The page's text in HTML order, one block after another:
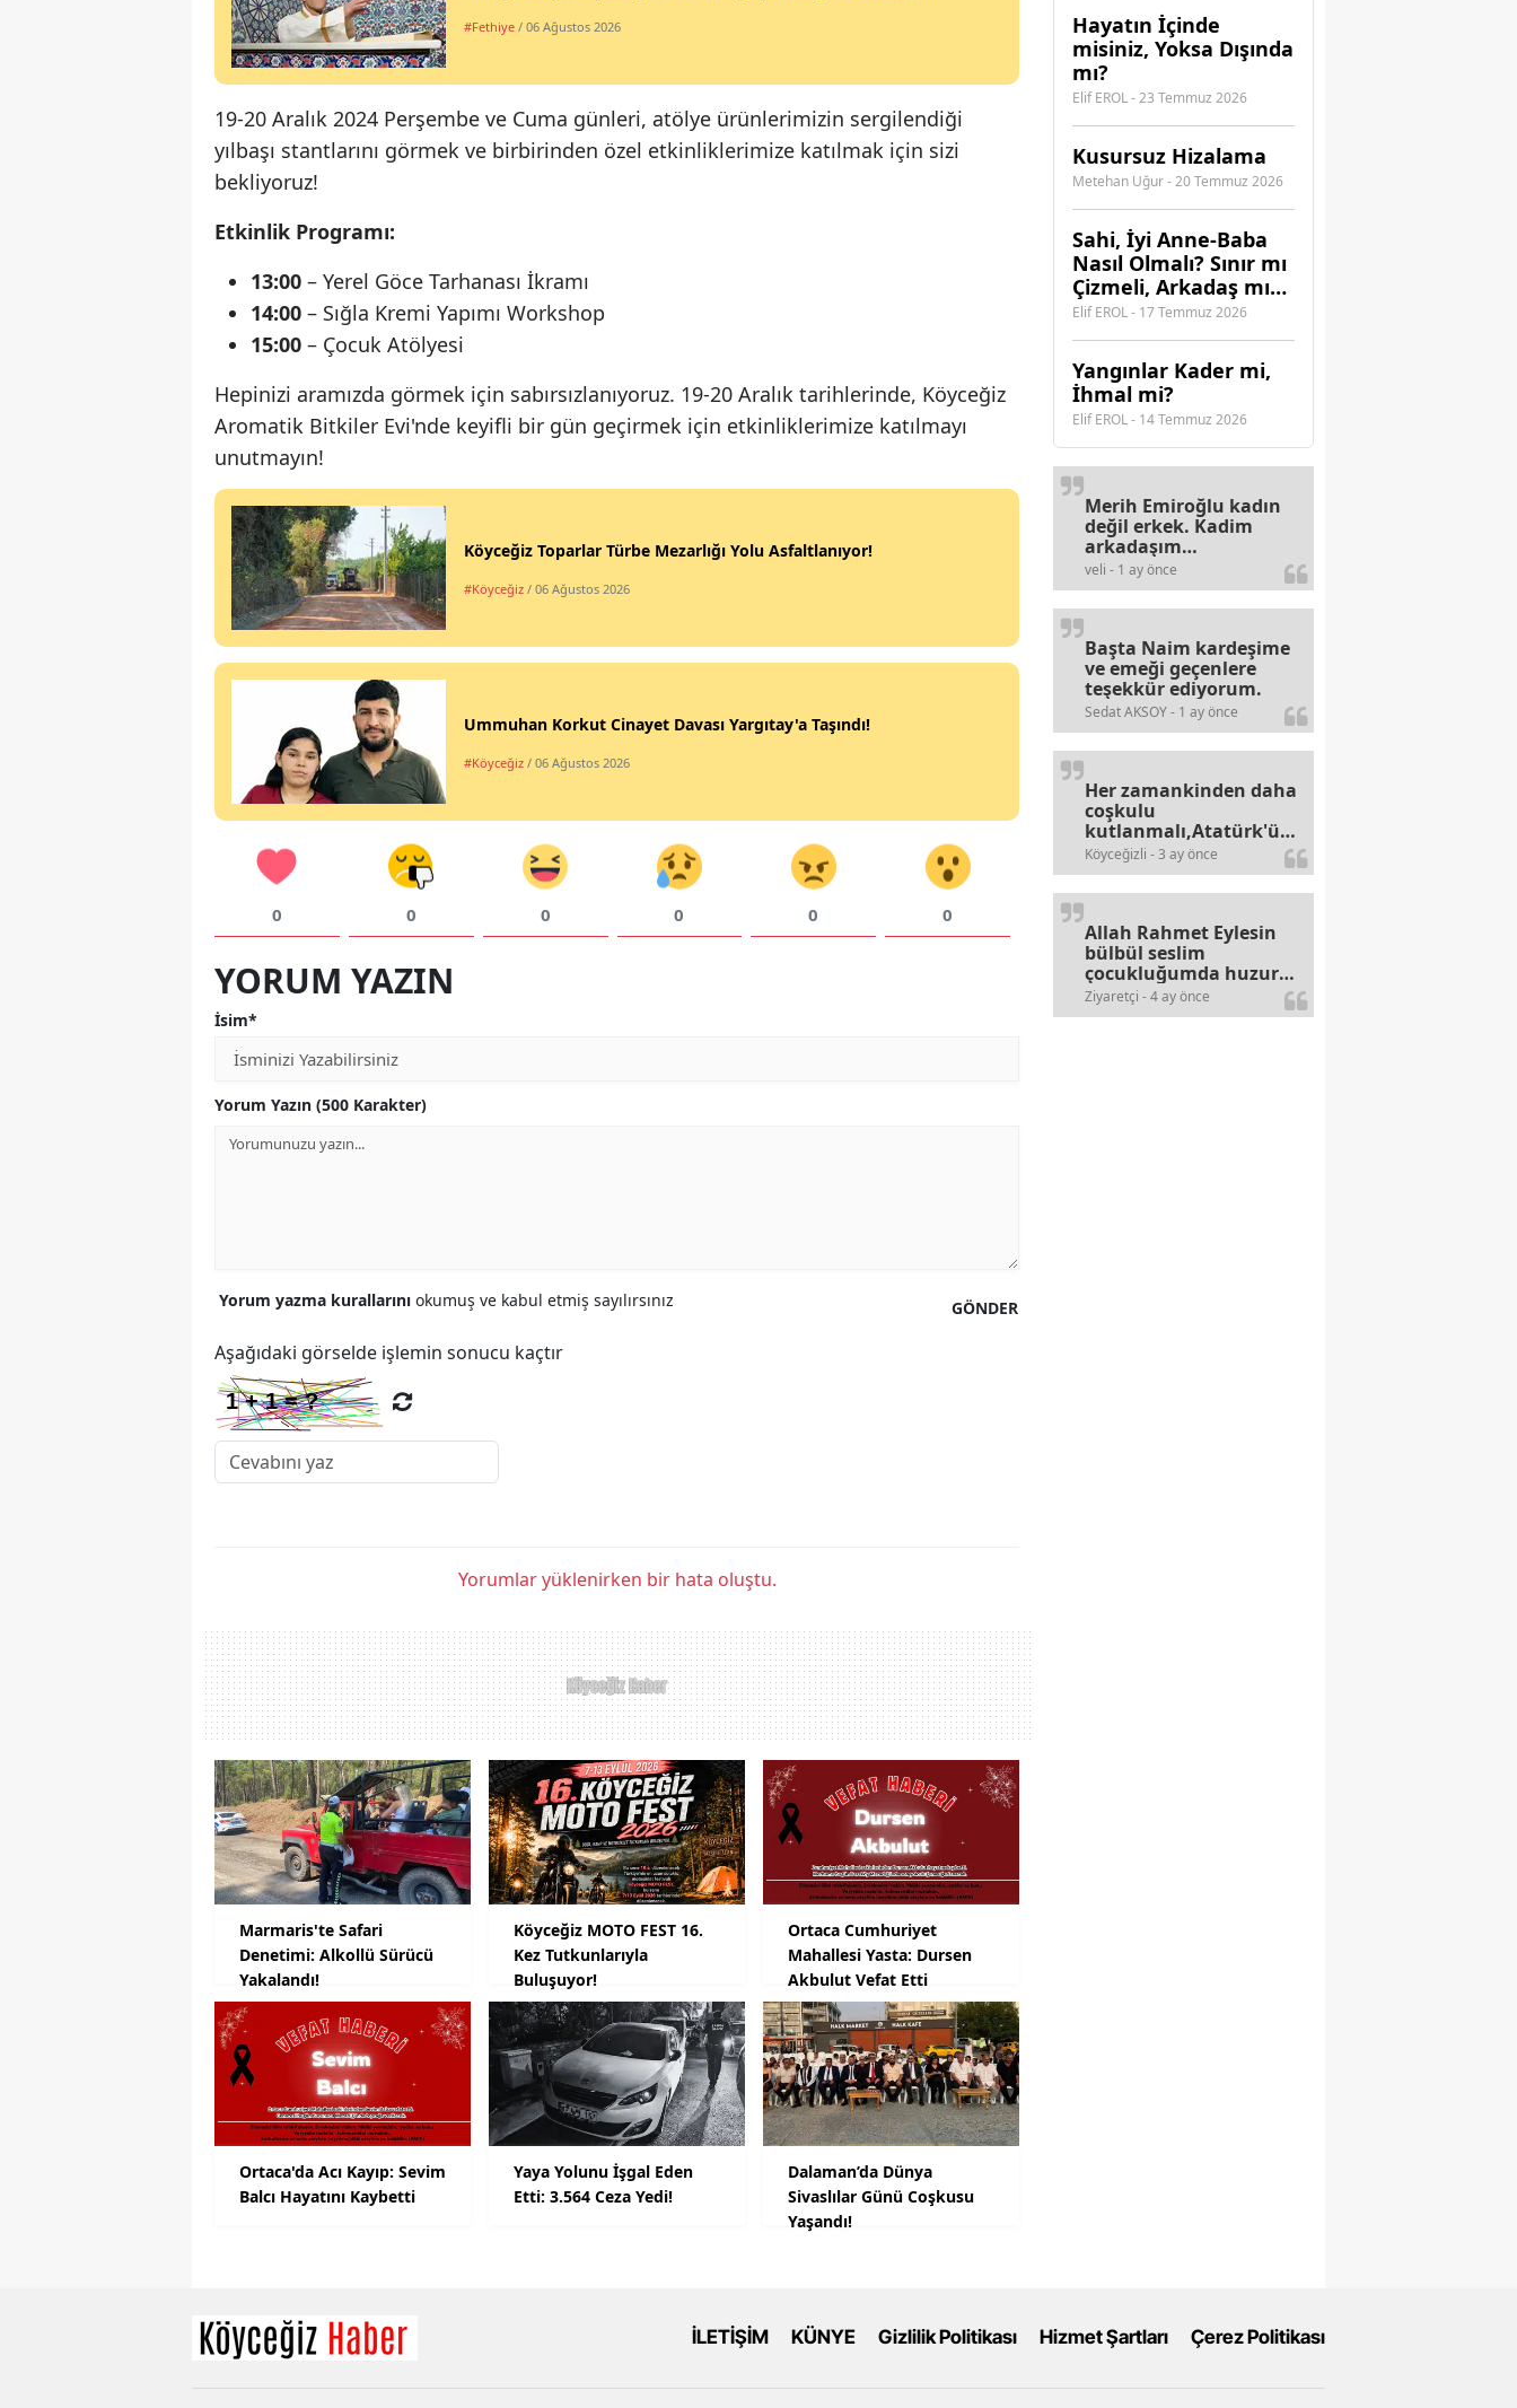
#Fethiye / 06 Ağustos 2026
19-20 Aralık 2024 Perşembe ve Cuma günleri, atölye ürünlerimizin sergilendiği
yılbaşı stantlarını görmek ve birbirinden özel etkinliklerimize katılmak için sizi
bekliyoruz!
Etkinlik Programı:
13:00 – Yerel Göce Tarhanası İkramı
14:00 – Sığla Kremi Yapımı Workshop
15:00 – Çocuk Atölyesi
Hepinizi aramızda görmek için sabırsızlanıyoruz. 19-20 Aralık tarihlerinde, Köyceğiz
Aromatik Bitkiler Evi'nde keyifli bir gün geçirmek için etkinliklerimize katılmayı
unutmayın!
Köyceğiz Toparlar Türbe Mezarlığı Yolu Asfaltlanıyor!
#Köyceğiz / 06 Ağustos 2026
Ummuhan Korkut Cinayet Davası Yargıtay'a Taşındı!
#Köyceğiz / 06 Ağustos 2026
0 0 0 0 0 0
YORUM YAZIN
İsim*
Yorum Yazın (500 Karakter)
GÖNDER
Yorum yazma kurallarını okumuş ve kabul etmiş sayılırsınız
Aşağıdaki görselde işlemin sonucu kaçtır
Yorumlar yüklenirken bir hata oluştu.
Marmaris'te Safari
Denetimi: Alkollü Sürücü
Yakalandı!
Köyceğiz MOTO FEST 16.
Kez Tutkunlarıyla
Buluşuyor!
Ortaca Cumhuriyet
Mahallesi Yasta: Dursen
Akbulut Vefat Etti
Ortaca'da Acı Kayıp: Sevim
Balcı Hayatını Kaybetti
Yaya Yolunu İşgal Eden
Etti: 3.564 Ceza Yedi!
Dalaman’da Dünya
Sivaslılar Günü Coşkusu
Yaşandı!
Hayatın İçinde
misiniz, Yoksa Dışında
mı?
Elif EROL - 23 Temmuz 2026
Kusursuz Hizalama
Metehan Uğur - 20 Temmuz 2026
​Sahi, İyi Anne-Baba
Nasıl Olmalı? Sınır mı
Çizmeli, Arkadaş mı
Olmalı?
Elif EROL - 17 Temmuz 2026
Yangınlar Kader mi,
İhmal mi?
Elif EROL - 14 Temmuz 2026
veli - 1 ay önce
Merih Emiroğlu kadın
değil erkek. Kadim
arkadaşım
haberinizdeki hataya
gayb den
gülümsüyordur.
Sedat AKSOY - 1 ay önce
Başta Naim kardeşime
ve emeği geçenlere
teşekkür ediyorum.
Köyceğizli - 3 ay önce
Her zamankinden daha
coşkulu
kutlanmalı,Atatürk'ün
bayramlarına olan
alerjileri bitmez,bahane
arayan illaki bulur.
Ziyaretçi - 4 ay önce
Allah Rahmet Eylesin
bülbül seslim
çocukluğumda huzur
olurdu evimize.
Ablamla bağıra bağıra
İLETİŞİM KÜNYE Gizlilik Politikası Hizmet Şartları Çerez Politikası